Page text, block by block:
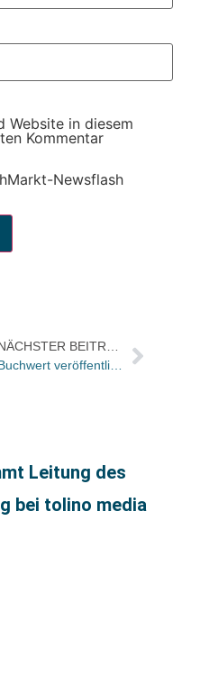
Website in diesem
Kommentar
Newsflash
Leitung des
bei tolino media